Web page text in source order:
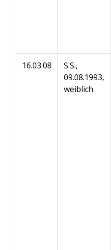
16.03.08
S.S.,
09.08.1993,
weiblich